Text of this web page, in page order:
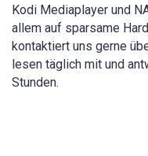
Kodi Mediaplayer und
allem auf sparsame
kontaktiert uns gerne
lesen täglich mit und
Stunden.